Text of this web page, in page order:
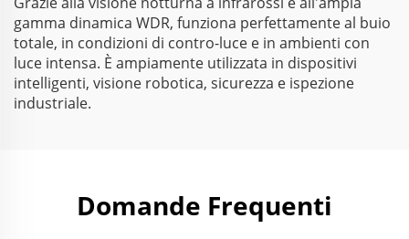
gamma dinamica WDR, funziona perfettamente al buio
totale, in condizioni di contro-luce e in ambienti con
luce intensa. È ampiamente utilizzata in dispositivi
intelligenti, visione robotica, sicurezza e ispezione
industriale.
Domande Frequenti